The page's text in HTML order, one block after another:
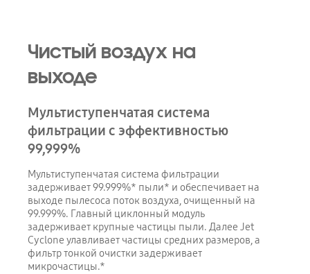
Чистый воздух на
выходе
Мультиступенчатая система
фильтрации с эффективностью
99,999%
Мультиступенчатая система фильтрации
задерживает 99.999%* пыли* и обеспечивает на
выходе пылесоса поток воздуха, очищенный на
99.999%. Главный циклонный модуль
задерживает крупные частицы пыли. Далее Jet
Cyclone улавливает частицы средних размеров, а
фильтр тонкой очистки задерживает
микрочастицы.*